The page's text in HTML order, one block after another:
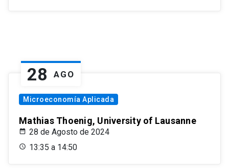
28 AGO
Microeconomía Aplicada
Mathias Thoenig, University of Lausanne
28 de Agosto de 2024
13:35 a 14:50